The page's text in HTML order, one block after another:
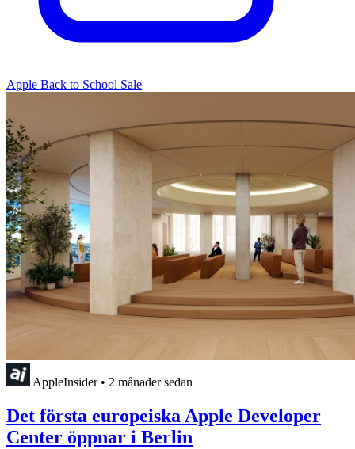
Apple Back to School Sale
AppleInsider • 2 månader sedan
Det första europeiska Apple Developer
Center öppnar i Berlin